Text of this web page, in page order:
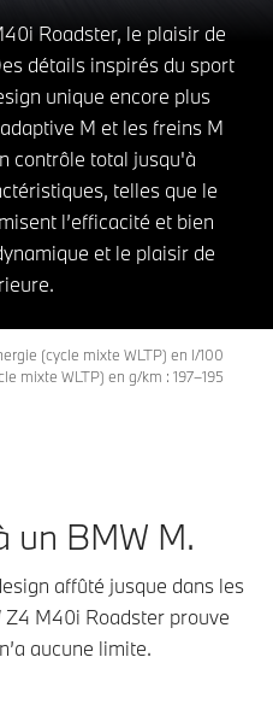
Roadster, le plaisir de
détails inspirés du sport
unique encore plus
M et les freins M
contrôle total jusqu'à
telles que le
l’efficacité et bien
et le plaisir de
(cycle mixte WLTP) en l/100
mixte WLTP) en g/km : 197–195
un BMW M.
affûté jusque dans les
M40i Roadster prouve
aucune limite.